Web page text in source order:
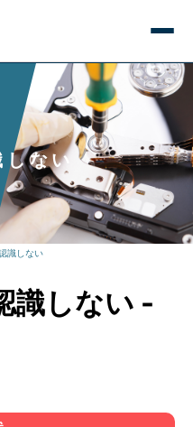
ない
識しない
識しない -